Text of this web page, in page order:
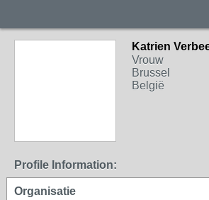
Katrien
Vrouw
Brussel
België
Profile Information:
Organisatie